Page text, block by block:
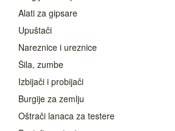
Alati za gipsare
Upuštači
Nareznice i ureznice
Šila, zumbe
Izbijači i probijači
Burgije za zemlju
Oštrači lanaca za testere